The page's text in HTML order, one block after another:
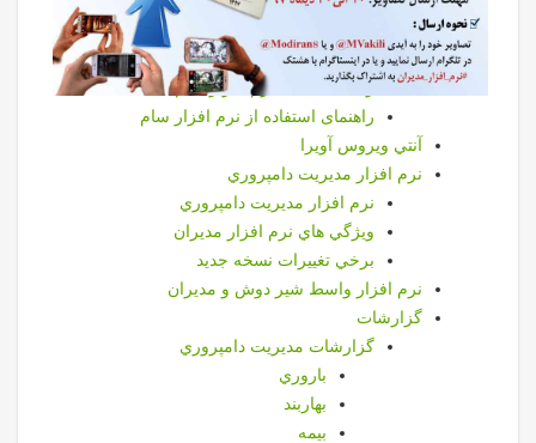
نرم افزار فرانگر
نرم افزار سام
راهنمای نصب نرم افزار سام
راهنمای استفاده از نرم افزار سام
آنتي ويروس آويرا
نرم افزار مديريت دامپروري
نرم افزار مديريت دامپروري
ويژگي هاي نرم افزار مديران
برخي تغييرات نسخه جديد
نرم افزار واسط شير دوش و مديران
گزارشات
گزارشات مديريت دامپروري
باروري
بهاربند
بيمه